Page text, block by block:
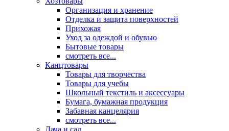
Организация и хранение
Отделка и защита поверхностей
Прихожая
Уход за одеждой и обувью
Бытовые товары
смотреть все...
Канцтовары
Товары для творчества
Товары для учебы
Школьный текстиль и аксессуары
Бумага, бумажная продукция
Забавная канцелярия
смотреть все...
Дача и сад